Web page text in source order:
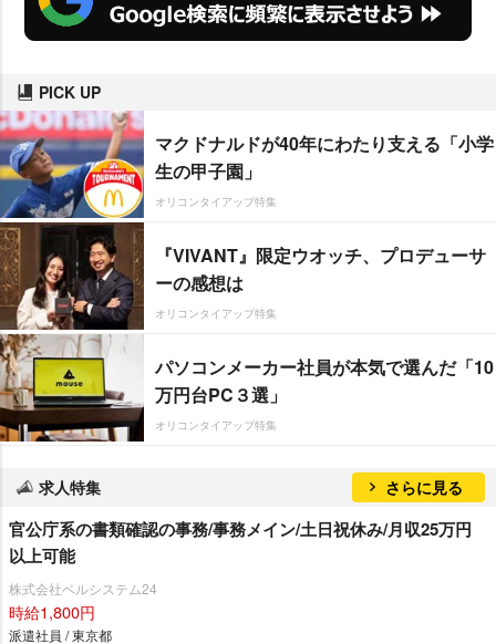
PICK UP
マクドナルドが40年にわたり支える「小学
生の甲子園」
オリコンタイアップ特集
『VIVANT』限定ウオッチ、プロデューサ
ーの感想は
オリコンタイアップ特集
パソコンメーカー社員が本気で選んだ「10
万円台PC３選」
オリコンタイアップ特集
求人特集 さらに見る
官公庁系の書類確認の事務/事務メイン/土日祝休み/月収25万円
以上可能
株式会社ベルシステム24
時給1,800円
派遣社員 / 東京都